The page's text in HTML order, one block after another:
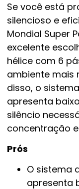
Se você está
silencioso e
Mondial Super
excelente
hélice com 6
ambiente mais
disso, o
apresenta
silêncio
concentração
Prós
O sistema
apresenta